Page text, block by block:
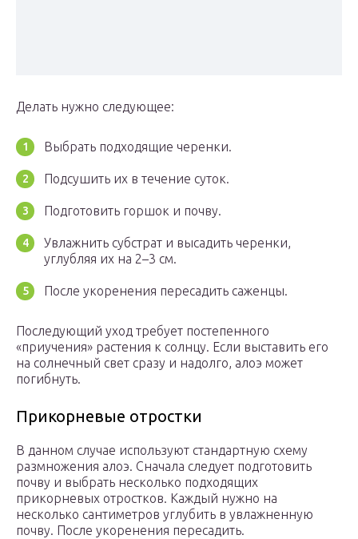
Делать нужно следующее:
Выбрать подходящие черенки.
Подсушить их в течение суток.
Подготовить горшок и почву.
Увлажнить субстрат и высадить черенки,
углубляя их на 2–3 см.
После укоренения пересадить саженцы.
Последующий уход требует постепенного
«приучения» растения к солнцу. Если выставить его
на солнечный свет сразу и надолго, алоэ может
погибнуть.
Прикорневые отростки
В данном случае используют стандартную схему
размножения алоэ. Сначала следует подготовить
почву и выбрать несколько подходящих
прикорневых отростков. Каждый нужно на
несколько сантиметров углубить в увлажненную
почву. После укоренения пересадить.